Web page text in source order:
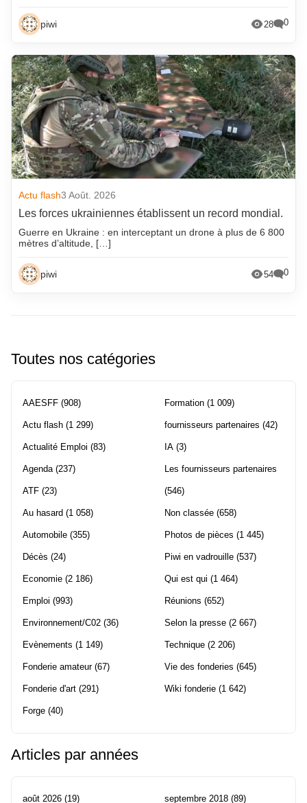
piwi 28 0
Actu flash3 Août. 2026
Les forces ukrainiennes établissent un record mondial.
Guerre en Ukraine : en interceptant un drone à plus de 6 800
mètres d’altitude, […]
piwi 54 0
Toutes nos catégories
AAESFF (908)
Actu flash (1 299)
Actualité Emploi (83)
Agenda(237)
ATF (23)
Au hasard (1 058)
Automobile (355)
Décès (24)
Economie (2 186)
Emploi (993)
Environnement/C02 (36)
Evènements (1 149)
Fonderie amateur(67)
Fonderie d'art (291)
Forge (40)
Formation (1 009)
fournisseurs partenaires (42)
IA (3)
Les fournisseurs partenaires
(546)
Non classée (658)
Photos de pièces (1 445)
Piwi en vadrouille (537)
Qui est qui (1 464)
Réunions (652)
Selon la presse (2 667)
Technique (2 206)
Vie des fonderies (645)
Wiki fonderie (1 642)
Articles par années
août 2026 (19) septembre 2018 (89)